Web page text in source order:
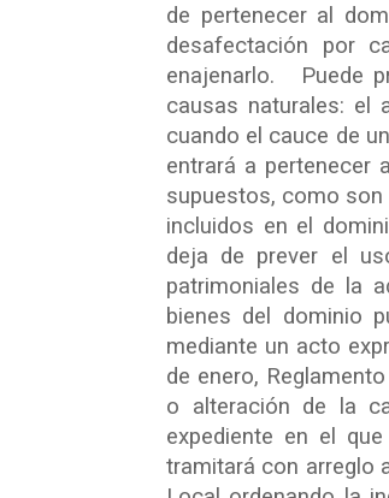
de pertenecer al
desafectación por
enajenarlo. Puede
causas naturales: el
cuando el cauce de
entrará a pertenecer
supuestos, como
incluidos en el
deja de prever el
patrimoniales de la
bienes del dominio
mediante un acto
de enero,
o alteración de la
expediente en el
tramitará con arreglo